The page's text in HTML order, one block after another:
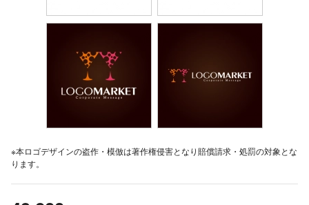
※本ロゴデザインの盗作・模倣は著作権侵害となり賠償請求・処罰の対象とな
ります。